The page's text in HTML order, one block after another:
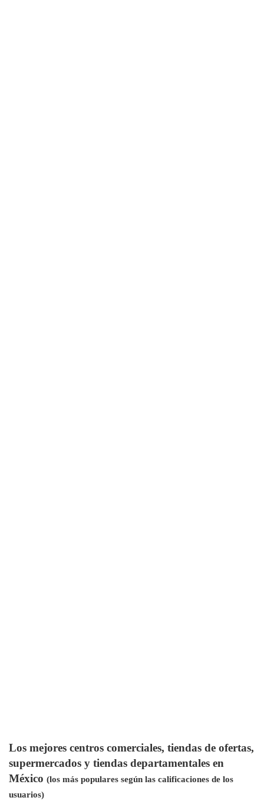
Los mejores centros comerciales, tiendas de ofertas,
supermercados y tiendas departamentales en
México (los más populares según las calificaciones de los
usuarios)